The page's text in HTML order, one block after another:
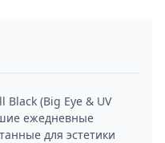
(Big Eye & UV
ежедневные
для эстетики